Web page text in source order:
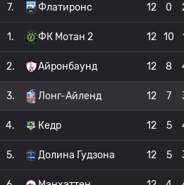
7. Флатиронс 12 0
1. ФК Мотан 2 12 10
2. Айронбаунд 12 8
3. Лонг-Айленд 12 7
4. Кедр 12 5
5. Долина Гудзона 12 5